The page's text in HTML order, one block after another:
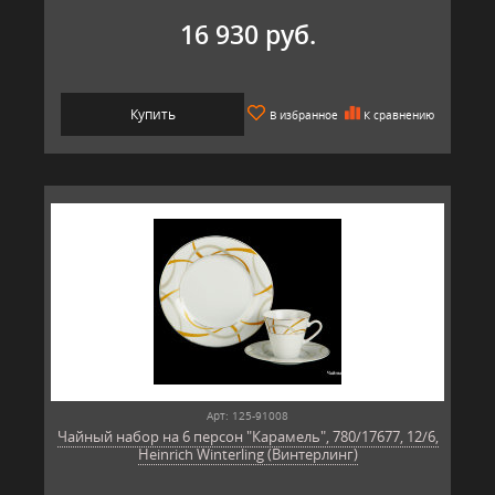
16 930 руб.
Купить В избранное К сравнению
Арт: 125-91008
Чайный набор на 6 персон "Карамель", 780/17677, 12/6,
Heinrich Winterling (Винтерлинг)